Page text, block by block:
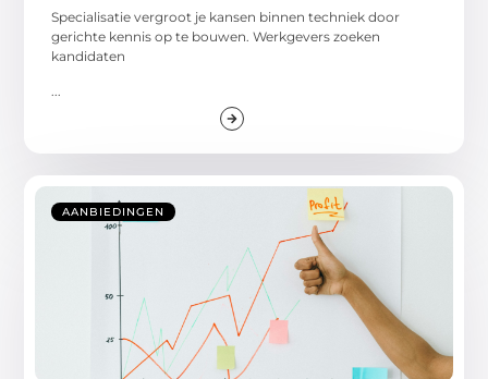
Specialisatie vergroot je kansen binnen techniek door
gerichte kennis op te bouwen. Werkgevers zoeken
kandidaten
...
AANBIEDINGEN